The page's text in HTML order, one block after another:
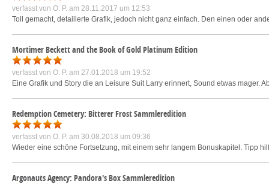
verfasst von O. P. am 28.11.2017 um 12:53
Toll gemacht, detailierte Grafik, jedoch nicht ganz einfach. Den einen oder
Mortimer Beckett and the Book of Gold Platinum Edition
verfasst von O. P. am 27.01.2018 um 19:52
Eine Grafik und Story die an Leisure Suit Larry erinnert, Sound etwas mager.
Redemption Cemetery: Bitterer Frost Sammleredition
verfasst von O. P. am 30.08.2018 um 09:36
Wieder eine schöne Fortsetzung, mit einem sehr langem Bonuskapitel. Tipp
Argonauts Agency: Pandora's Box Sammleredition